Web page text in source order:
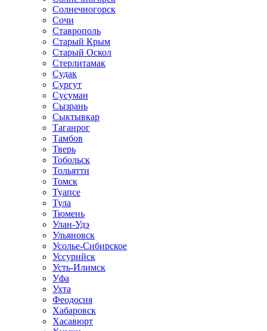
Солнечногорск
Сочи
Ставрополь
Старый Крым
Старый Оскол
Стерлитамак
Судак
Сургут
Сусуман
Сызрань
Сыктывкар
Таганрог
Тамбов
Тверь
Тобольск
Тольятти
Томск
Туапсе
Тула
Тюмень
Улан-Удэ
Ульяновск
Усолье-Сибирское
Уссурийск
Усть-Илимск
Уфа
Ухта
Феодосия
Хабаровск
Хасавюрт